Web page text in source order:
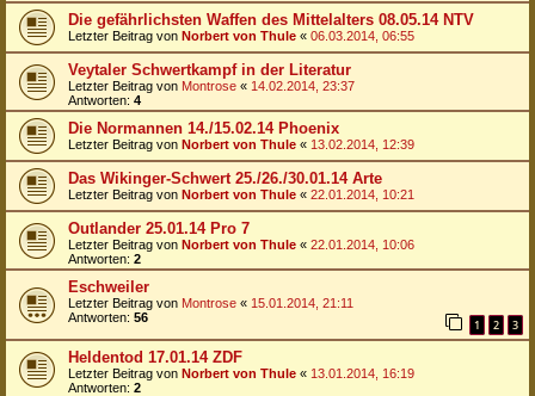
Die gefährlichsten Waffen des Mittelalters 08.05.14 NTV
Letzter Beitrag von Norbert von Thule « 06.03.2014, 06:55
Veytaler Schwertkampf in der Literatur
Letzter Beitrag von Montrose « 14.02.2014, 23:37
Antworten: 4
Die Normannen 14./15.02.14 Phoenix
Letzter Beitrag von Norbert von Thule « 13.02.2014, 12:39
Das Wikinger-Schwert 25./26./30.01.14 Arte
Letzter Beitrag von Norbert von Thule « 22.01.2014, 10:21
Outlander 25.01.14 Pro 7
Letzter Beitrag von Norbert von Thule « 22.01.2014, 10:06
Antworten: 2
Eschweiler
Letzter Beitrag von Montrose « 15.01.2014, 21:11
Antworten: 56 1 2 3
Heldentod 17.01.14 ZDF
Letzter Beitrag von Norbert von Thule « 13.01.2014, 16:19
Antworten: 2